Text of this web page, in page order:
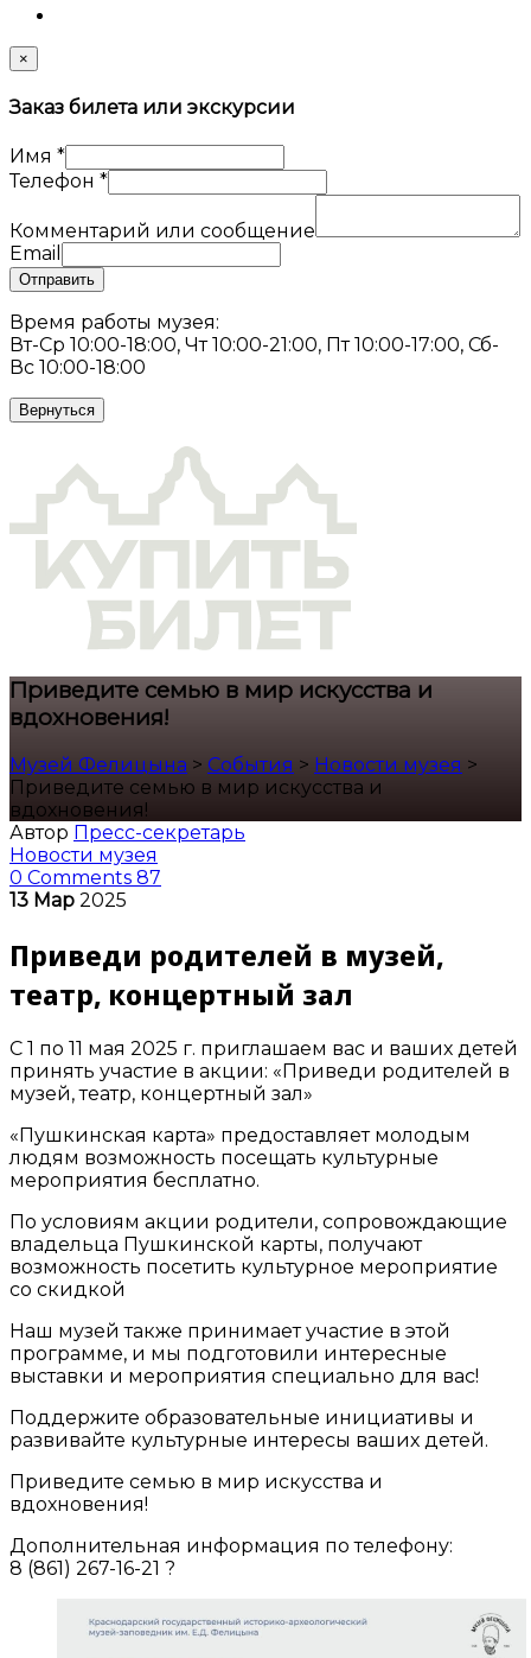
×
Заказ билета или экскурсии
Имя *
Телефон *
Комментарий или сообщение
Email
Отправить
Время работы музея:
Вт-Ср 10:00-18:00, Чт 10:00-21:00, Пт 10:00-17:00, Сб-
Вс 10:00-18:00
Вернуться
Приведите семью в мир искусства и
вдохновения!
Музей Фелицына > События > Новости музея >
Приведите семью в мир искусства и
вдохновения!
Автор Пресс-секретарь
Новости музея
0 Comments 87
13 Мар 2025
Приведи родителей в музей,
театр, концертный зал
С 1 по 11 мая 2025 г. приглашаем вас и ваших детей
принять участие в акции: «Приведи родителей в
музей, театр, концертный зал»
«Пушкинская карта» предоставляет молодым
людям возможность посещать культурные
мероприятия бесплатно.
По условиям акции родители, сопровождающие
владельца Пушкинской карты, получают
возможность посетить культурное мероприятие
со скидкой
Наш музей также принимает участие в этой
программе, и мы подготовили интересные
выставки и мероприятия специально для вас!
Поддержите образовательные инициативы и
развивайте культурные интересы ваших детей.
Приведите семью в мир искусства и
вдохновения!
Дополнительная информация по телефону:
8 (861) 267-16-21 ?